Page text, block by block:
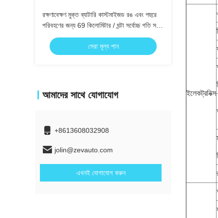
রক্ষণাবেক্ষণ মুক্ত ব্যাটারি কাস্টমাইজড রঙ এবং শহুরে
পরিবহণের জন্য 69 কিলোমিটার / ঘন্টা সর্বোচ্চ গতি সহ
বৈদ্যুতিক মিনি বাস
সেরা মূল্য পান
আমাদের সাথে যোগাযোগ
+8613608032908
jolin@zevauto.com
এখনই যোগাযোগ করুন
ইলেকট্রনিক্স